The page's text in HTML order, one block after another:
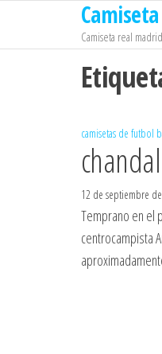
contenido
Camiseta real
camisetas de futbol
12 de septiembre
Temprano en el
centrocampista